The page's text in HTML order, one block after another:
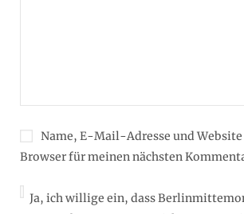
Name, E-Mail-Adresse und
Browser für meinen nächsten
Ja, ich willige ein, dass